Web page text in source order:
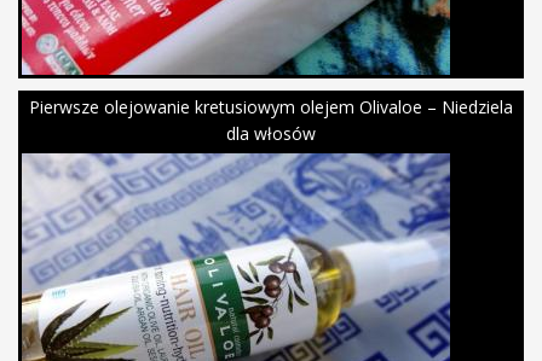
Pierwsze olejowanie kretusiowym olejem Olivaloe – Niedziela
dla włosów